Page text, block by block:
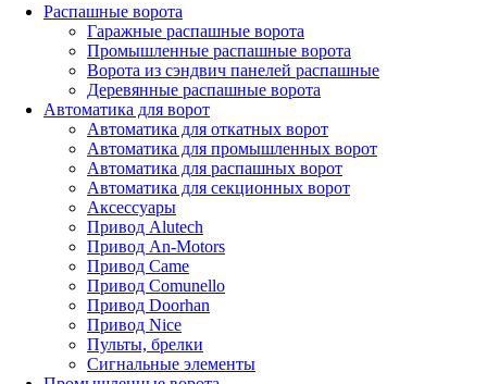
Распашные ворота
Гаражные распашные ворота
Промышленные распашные ворота
Ворота из сэндвич панелей распашные
Деревянные распашные ворота
Автоматика для ворот
Автоматика для откатных ворот
Автоматика для промышленных ворот
Автоматика для распашных ворот
Автоматика для секционных ворот
Аксессуары
Привод Alutech
Привод An-Motors
Привод Came
Привод Comunello
Привод Doorhan
Привод Nice
Пульты, брелки
Сигнальные элементы